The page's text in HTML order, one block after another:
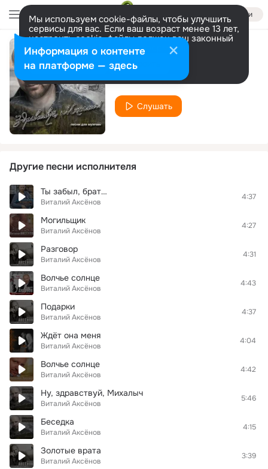
Войти
Мы используем cookie-файлы, чтобы улучшить
сервисы для вас. Если ваш возраст менее 13 лет,
настроить cookie-файлы должен ваш законный
представитель. Больше информации
Разрешить все Настроить
Облака
Виталий Аксёнов
Слушать
Другие песни исполнителя
Ты забыл, брат…
Виталий Аксёнов
4:37
Могильщик
Виталий Аксёнов
4:27
Разговор
Виталий Аксёнов
4:31
Волчье солнце
Виталий Аксёнов
4:43
Подарки
Виталий Аксёнов
4:37
Ждёт она меня
Виталий Аксёнов
4:04
Волчье солнце
Виталий Аксёнов
4:42
Ну, здравствуй, Михалыч
Виталий Аксёнов
5:46
Беседка
Виталий Аксёнов
4:15
Золотые врата
Виталий Аксёнов
3:39
Информация о контенте
на платформе — здесь